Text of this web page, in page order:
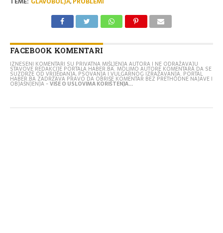
FACEBOOK KOMENTARI
IZNESENI KOMENTARI SU PRIVATNA MIŠLJENJA AUTORA I NE ODRAŽAVAJU
STAVOVE REDAKCIJE PORTALA HABER.BA. MOLIMO AUTORE KOMENTARA DA SE
SUZDRŽE OD VRIJEĐANJA, PSOVANJA I VULGARNOG IZRAŽAVANJA. PORTAL
HABER.BA ZADRŽAVA PRAVO DA OBRIŠE KOMENTAR BEZ PRETHODNE NAJAVE I
OBJAŠNJENJA -VIŠE O USLOVIMA KORIŠTENJA...